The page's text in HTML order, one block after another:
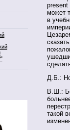
может
в
Д.Б.:
В.Ш.:
такой